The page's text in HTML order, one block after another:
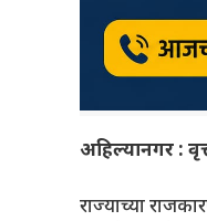
अहिल्यानगर :
राज्याच्या